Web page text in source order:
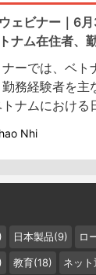
ウェビナー｜6
ナム在住者、
ーでは、ベト
務経験者を主
ナムにおける
Nhi
日本製品(9) ロ
教育(18) ネッ